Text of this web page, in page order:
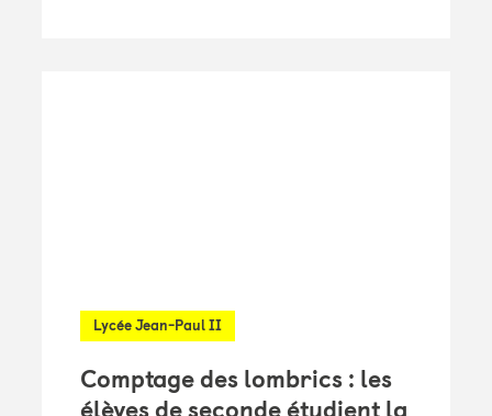
Lycée Jean-Paul II
Comptage des lombrics : les